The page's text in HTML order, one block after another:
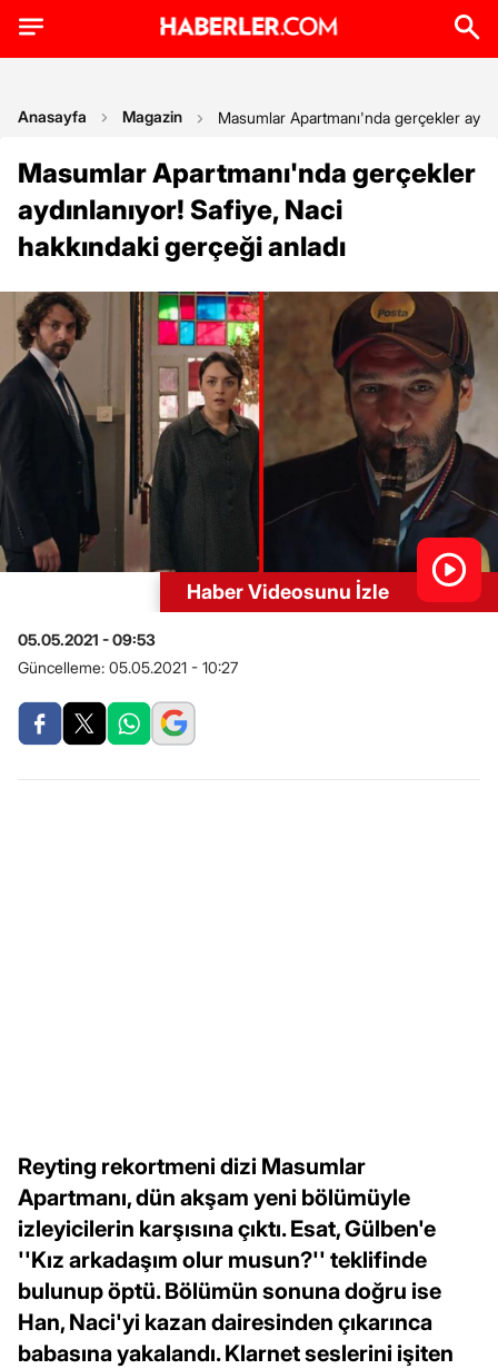
Anasayfa Magazin Masumlar Apartmanı'nda gerçekler
Masumlar Apartmanı'nda gerçekler
aydınlanıyor! Safiye, Naci
hakkındaki gerçeği anladı
Haber Videosunu İzle
05.05.2021 - 09:53
Güncelleme: 05.05.2021 - 10:27
Reyting rekortmeni dizi Masumlar
Apartmanı, dün akşam yeni bölümüyle
izleyicilerin karşısına çıktı. Esat, Gülben'e
''Kız arkadaşım olur musun?'' teklifinde
bulunup öptü. Bölümün sonuna doğru ise
Han, Naci'yi kazan dairesinden çıkarınca
babasına yakalandı. Klarnet seslerini işiten